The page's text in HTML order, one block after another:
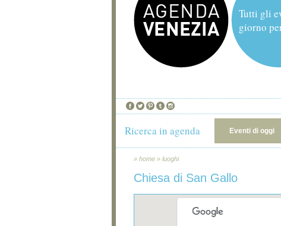
Tutti gli
giorno
Ricerca in agenda Eventi di oggi
» home » luoghi
Chiesa di San Gallo